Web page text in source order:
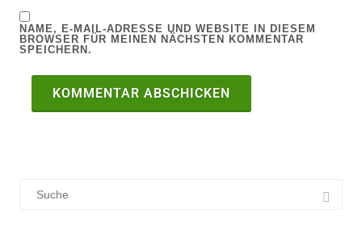
NAME, E-MAIL-ADRESSE UND WEBSITE IN DIESEM
BROWSER FÜR MEINEN NÄCHSTEN KOMMENTAR
SPEICHERN.